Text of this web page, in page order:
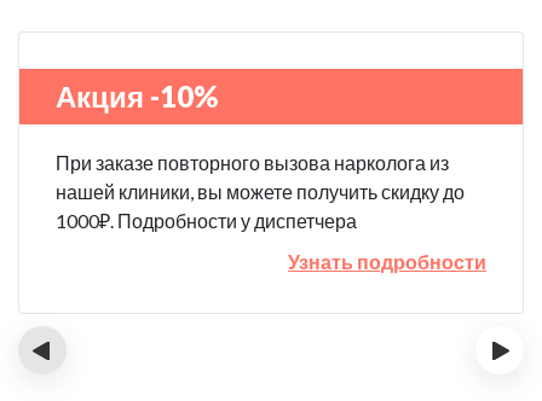
Акция -10%
При заказе повторного вызова нарколога из
нашей клиники, вы можете получить скидку до
1000₽. Подробности у диспетчера
Узнать подробности
‹ ›